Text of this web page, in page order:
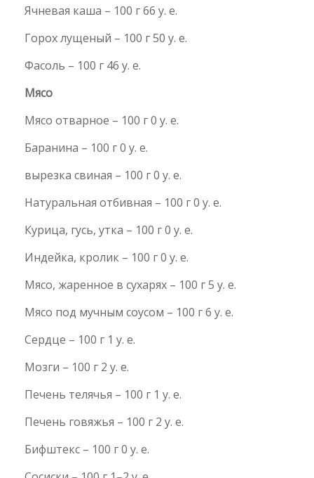
Ячневая каша – 100 г 66 у. е.
Горох лущеный – 100 г 50 у. е.
Фасоль – 100 г 46 у. е.
Мясо
Мясо отварное – 100 г 0 у. е.
Баранина – 100 г 0 у. е.
вырезка свиная – 100 г 0 у. е.
Натуральная отбивная – 100 г 0 у. е.
Курица, гусь, утка – 100 г 0 у. е.
Индейка, кролик – 100 г 0 у. е.
Мясо, жаренное в сухарях – 100 г 5 у. е.
Мясо под мучным соусом – 100 г 6 у. е.
Сердце – 100 г 1 у. е.
Мозги – 100 г 2 у. е.
Печень телячья – 100 г 1 у. е.
Печень говяжья – 100 г 2 у. е.
Бифштекс – 100 г 0 у. е.